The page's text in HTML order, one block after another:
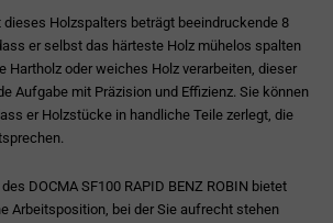
Holzspalters beträgt beeindruckende 8
er selbst das härteste Holz mühelos spalten
Hartholz oder weiches Holz verarbeiten, dieser
Aufgabe mit Präzision und Effizienz. Sie können
er Holzstücke in handliche Teile zerlegt, die
DOCMA SF100 RAPID BENZ ROBIN bietet
Arbeitsposition, bei der Sie aufrecht stehen